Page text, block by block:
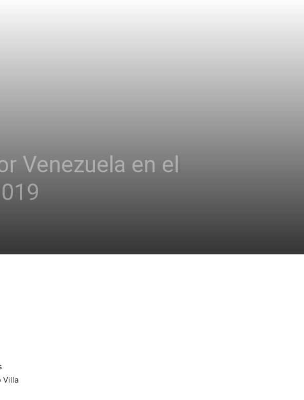
Venezuela en el
Villa